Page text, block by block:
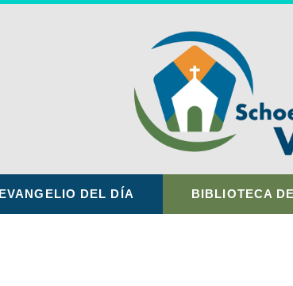
EVANGELIO DEL DÍA BIBLIOTECA